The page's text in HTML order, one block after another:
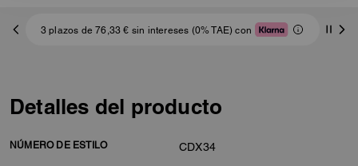
3 plazos de 76,33 € sin intereses (0% TAE) con
Detalles del producto
NÚMERO DE ESTILO CDX34